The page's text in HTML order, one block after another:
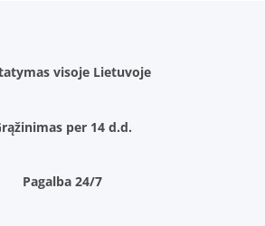
visoje Lietuvoje
per 14 d.d.
Pagalba 24/7